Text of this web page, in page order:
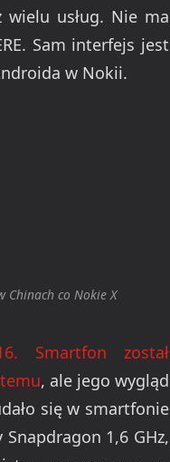
usług. Nie ma
Sam interfejs jest
w Nokii.
Chinach co Nokie X
Smartfon został
, ale jego wygląd
się w smartfonie
1,6 GHz,